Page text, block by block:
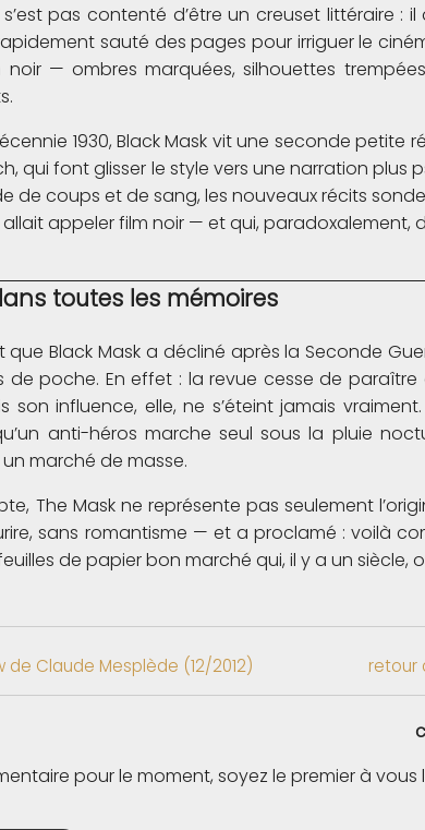
s’est pas contenté d’être un creuset littéraire
sauté des pages pour irriguer le
noir — ombres marquées, silhouettes
1930, Black Mask vit une seconde petite
qui font glisser le style vers une narration
de coups et de sang, les nouveaux récits
appeler film noir — et qui, paradoxalement,
toutes les mémoires
que Black Mask a décliné après la Seconde
de poche. En effet : la revue cesse de
son influence, elle, ne s’éteint jamais
anti-héros marche seul sous la pluie
marché de masse.
The Mask ne représente pas seulement
sans romantisme — et a proclamé : voilà
de papier bon marché qui, il y a un
Claude Mesplède (12/2012) retour
pour le moment, soyez le premier à vous